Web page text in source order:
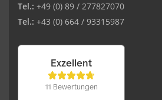
Tel.: +49 (0) 89 / 277827070
Tel.: +43 (0) 664 / 93315987